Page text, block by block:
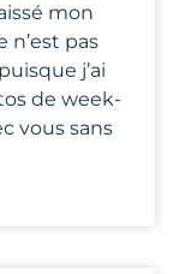
mon
n’est pas
j’ai
de week-
vous sans